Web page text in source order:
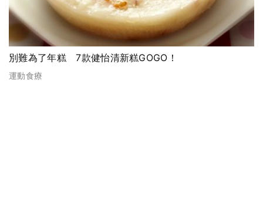
別難為了年糕 7款健怡清新糕GOGO！
運動食療